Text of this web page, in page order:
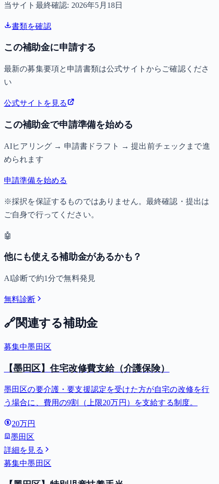
当サイト最終確認: 2026年5月18日
書類を確認
この補助金に申請する
最新の募集要項と申請書類は公式サイトからご確認くださ
い
公式サイトを見る
この補助金で申請準備を始める
AIヒアリング → 申請書ドラフト → 提出前チェックまで進
められます
申請準備を始める
※採択を保証するものではありません。最終確認・提出は
ご自身で行ってください。
🤖
他にも使える補助金があるかも？
AI診断で約1分で無料発見
無料診断
🔗関連する補助金
募集中墨田区
【墨田区】住宅改修費支給（介護保険）
墨田区の要介護・要支援認定を受けた方が自宅の改修を行
う場合に、費用の9割（上限20万円）を支給する制度。
20万円
墨田区
詳細を見る
募集中墨田区